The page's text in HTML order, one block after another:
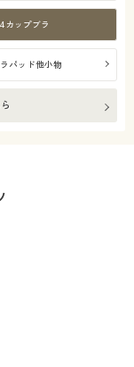
カップブラ
パッド他小物